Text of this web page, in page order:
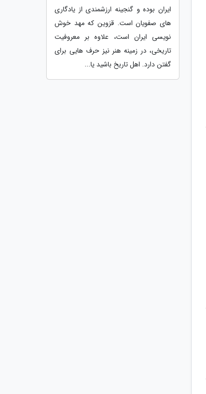
ایران بوده و گنجینه ارزشمندی از یادگاری
های صفویان است. قزوین که مهد خوش
نویسی ایران است، علاوه بر معروفیت
تاریخی، در زمینه هنر نیز حرف هایی برای
گفتن دارد. اهل تاریخ باشید یا...